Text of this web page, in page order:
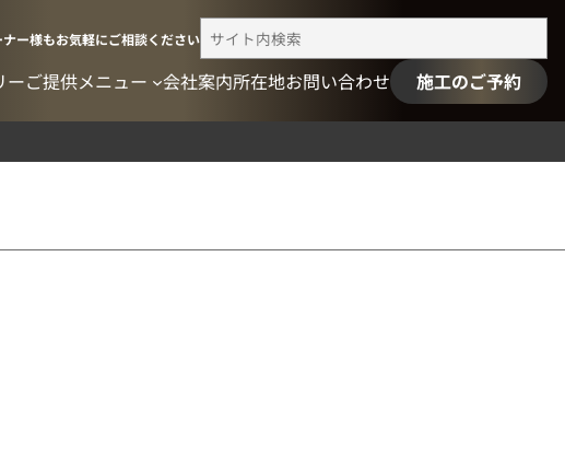
ー様もお気軽にご相談ください検
索
ーご提供メニュー 会社案内所在地お問い合わせ 施工のご予約